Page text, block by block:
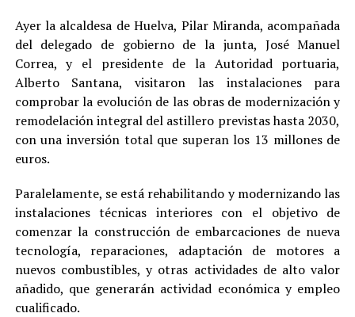
Ayer la alcaldesa de Huelva, Pilar Miranda, acompañada
del delegado de gobierno de la junta, José Manuel
Correa, y el presidente de la Autoridad portuaria,
Alberto Santana, visitaron las instalaciones para
comprobar la evolución de las obras de modernización y
remodelación integral del astillero previstas hasta 2030,
con una inversión total que superan los 13 millones de
euros.
Paralelamente, se está rehabilitando y modernizando las
instalaciones técnicas interiores con el objetivo de
comenzar la construcción de embarcaciones de nueva
tecnología, reparaciones, adaptación de motores a
nuevos combustibles, y otras actividades de alto valor
añadido, que generarán actividad económica y empleo
cualificado.